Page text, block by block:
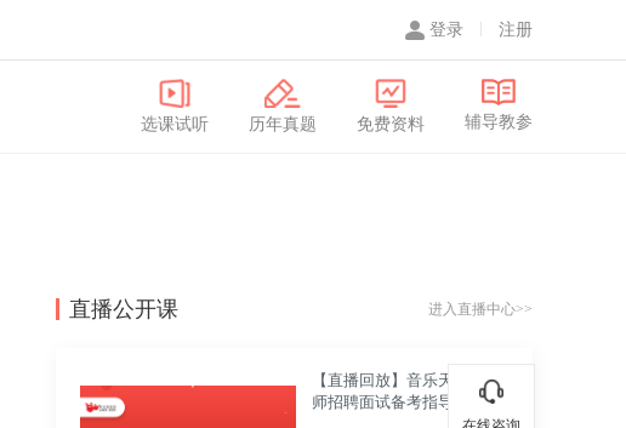
登录 注册
选课试听 历年真题 免费资料 辅导教参
直播公开课 进入直播中心>>
【直播回放】音乐天心区教
师招聘面试备考指导直播课